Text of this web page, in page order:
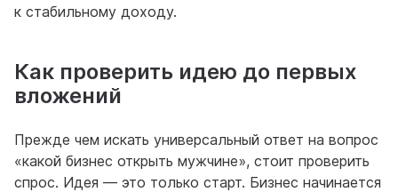
к стабильному доходу.
Как проверить идею до первых
вложений
Прежде чем искать универсальный ответ на вопрос
«какой бизнес открыть мужчине», стоит проверить
спрос. Идея — это только старт. Бизнес начинается